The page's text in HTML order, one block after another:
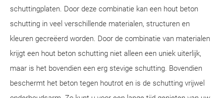
schuttingplaten. Door deze combinatie kan een hout beton
schutting in veel verschillende materialen, structuren en
kleuren gecreëerd worden. Door de combinatie van materialen
krijgt een hout beton schutting niet alleen een uniek uiterlijk,
maar is het bovendien een erg stevige schutting. Bovendien
beschermt het beton tegen houtrot en is de schutting vrijwel